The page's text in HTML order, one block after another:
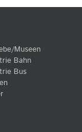
Museen
Bahn
Bus